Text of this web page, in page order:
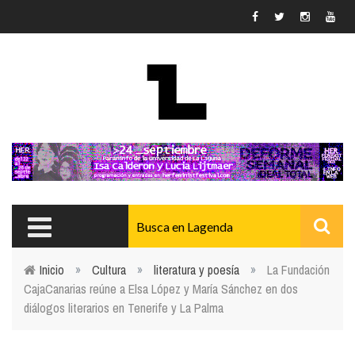
Usted está aquí
Inicio » Cultura » literatura y poesía »
La Fundación
CajaCanarias reúne a Elsa López y María Sánchez en dos
diálogos literarios en Tenerife y La Palma